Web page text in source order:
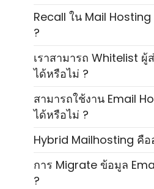
Recall ใน Mail
?
เราสามารถ Whitelist ผู้
ได้หรือไม่ ?
สามารถใช้งาน Email
ได้หรือไม่ ?
Hybrid Mailhosting คือ
การ Migrate ข้อมูล
?